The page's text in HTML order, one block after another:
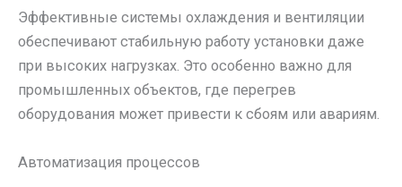
Эффективные системы охлаждения и вентиляции
обеспечивают стабильную работу установки даже
при высоких нагрузках. Это особенно важно для
промышленных объектов, где перегрев
оборудования может привести к сбоям или авариям.
Автоматизация процессов